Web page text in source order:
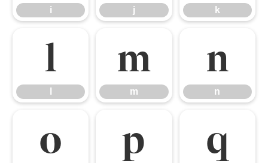
i j k
l m
m
n
n
o p q